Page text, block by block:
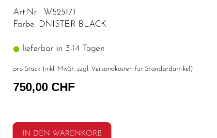
Art.Nr. W525171
Farbe: DNISTER BLACK
lieferbar in 3-14 Tagen
pro Stück (inkl. MwSt. zzgl. Versandkosten für Standardartikel )
750,00 CHF
IN DEN WARENKORB